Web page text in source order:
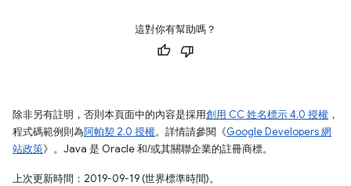
這對你有幫助嗎？
除非另有註明，否則本頁面中的內容是採用創用 CC 姓名標示 4.0 授權 ，
程式碼範例則為阿帕契 2.0 授權。詳情請參閱《Google Developers 網
站政策》。Java 是 Oracle 和/或其關聯企業的註冊商標。
上次更新時間：2019-09-19 (世界標準時間)。